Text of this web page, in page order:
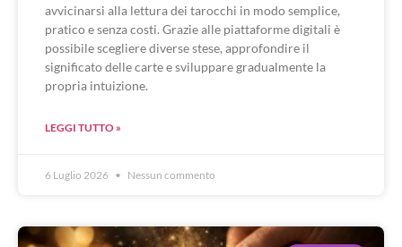
avvicinarsi alla lettura dei tarocchi in modo semplice,
pratico e senza costi. Grazie alle piattaforme digitali è
possibile scegliere diverse stese, approfondire il
significato delle carte e sviluppare gradualmente la
propria intuizione.
LEGGI TUTTO »
6 Luglio 2026 Nessun commento